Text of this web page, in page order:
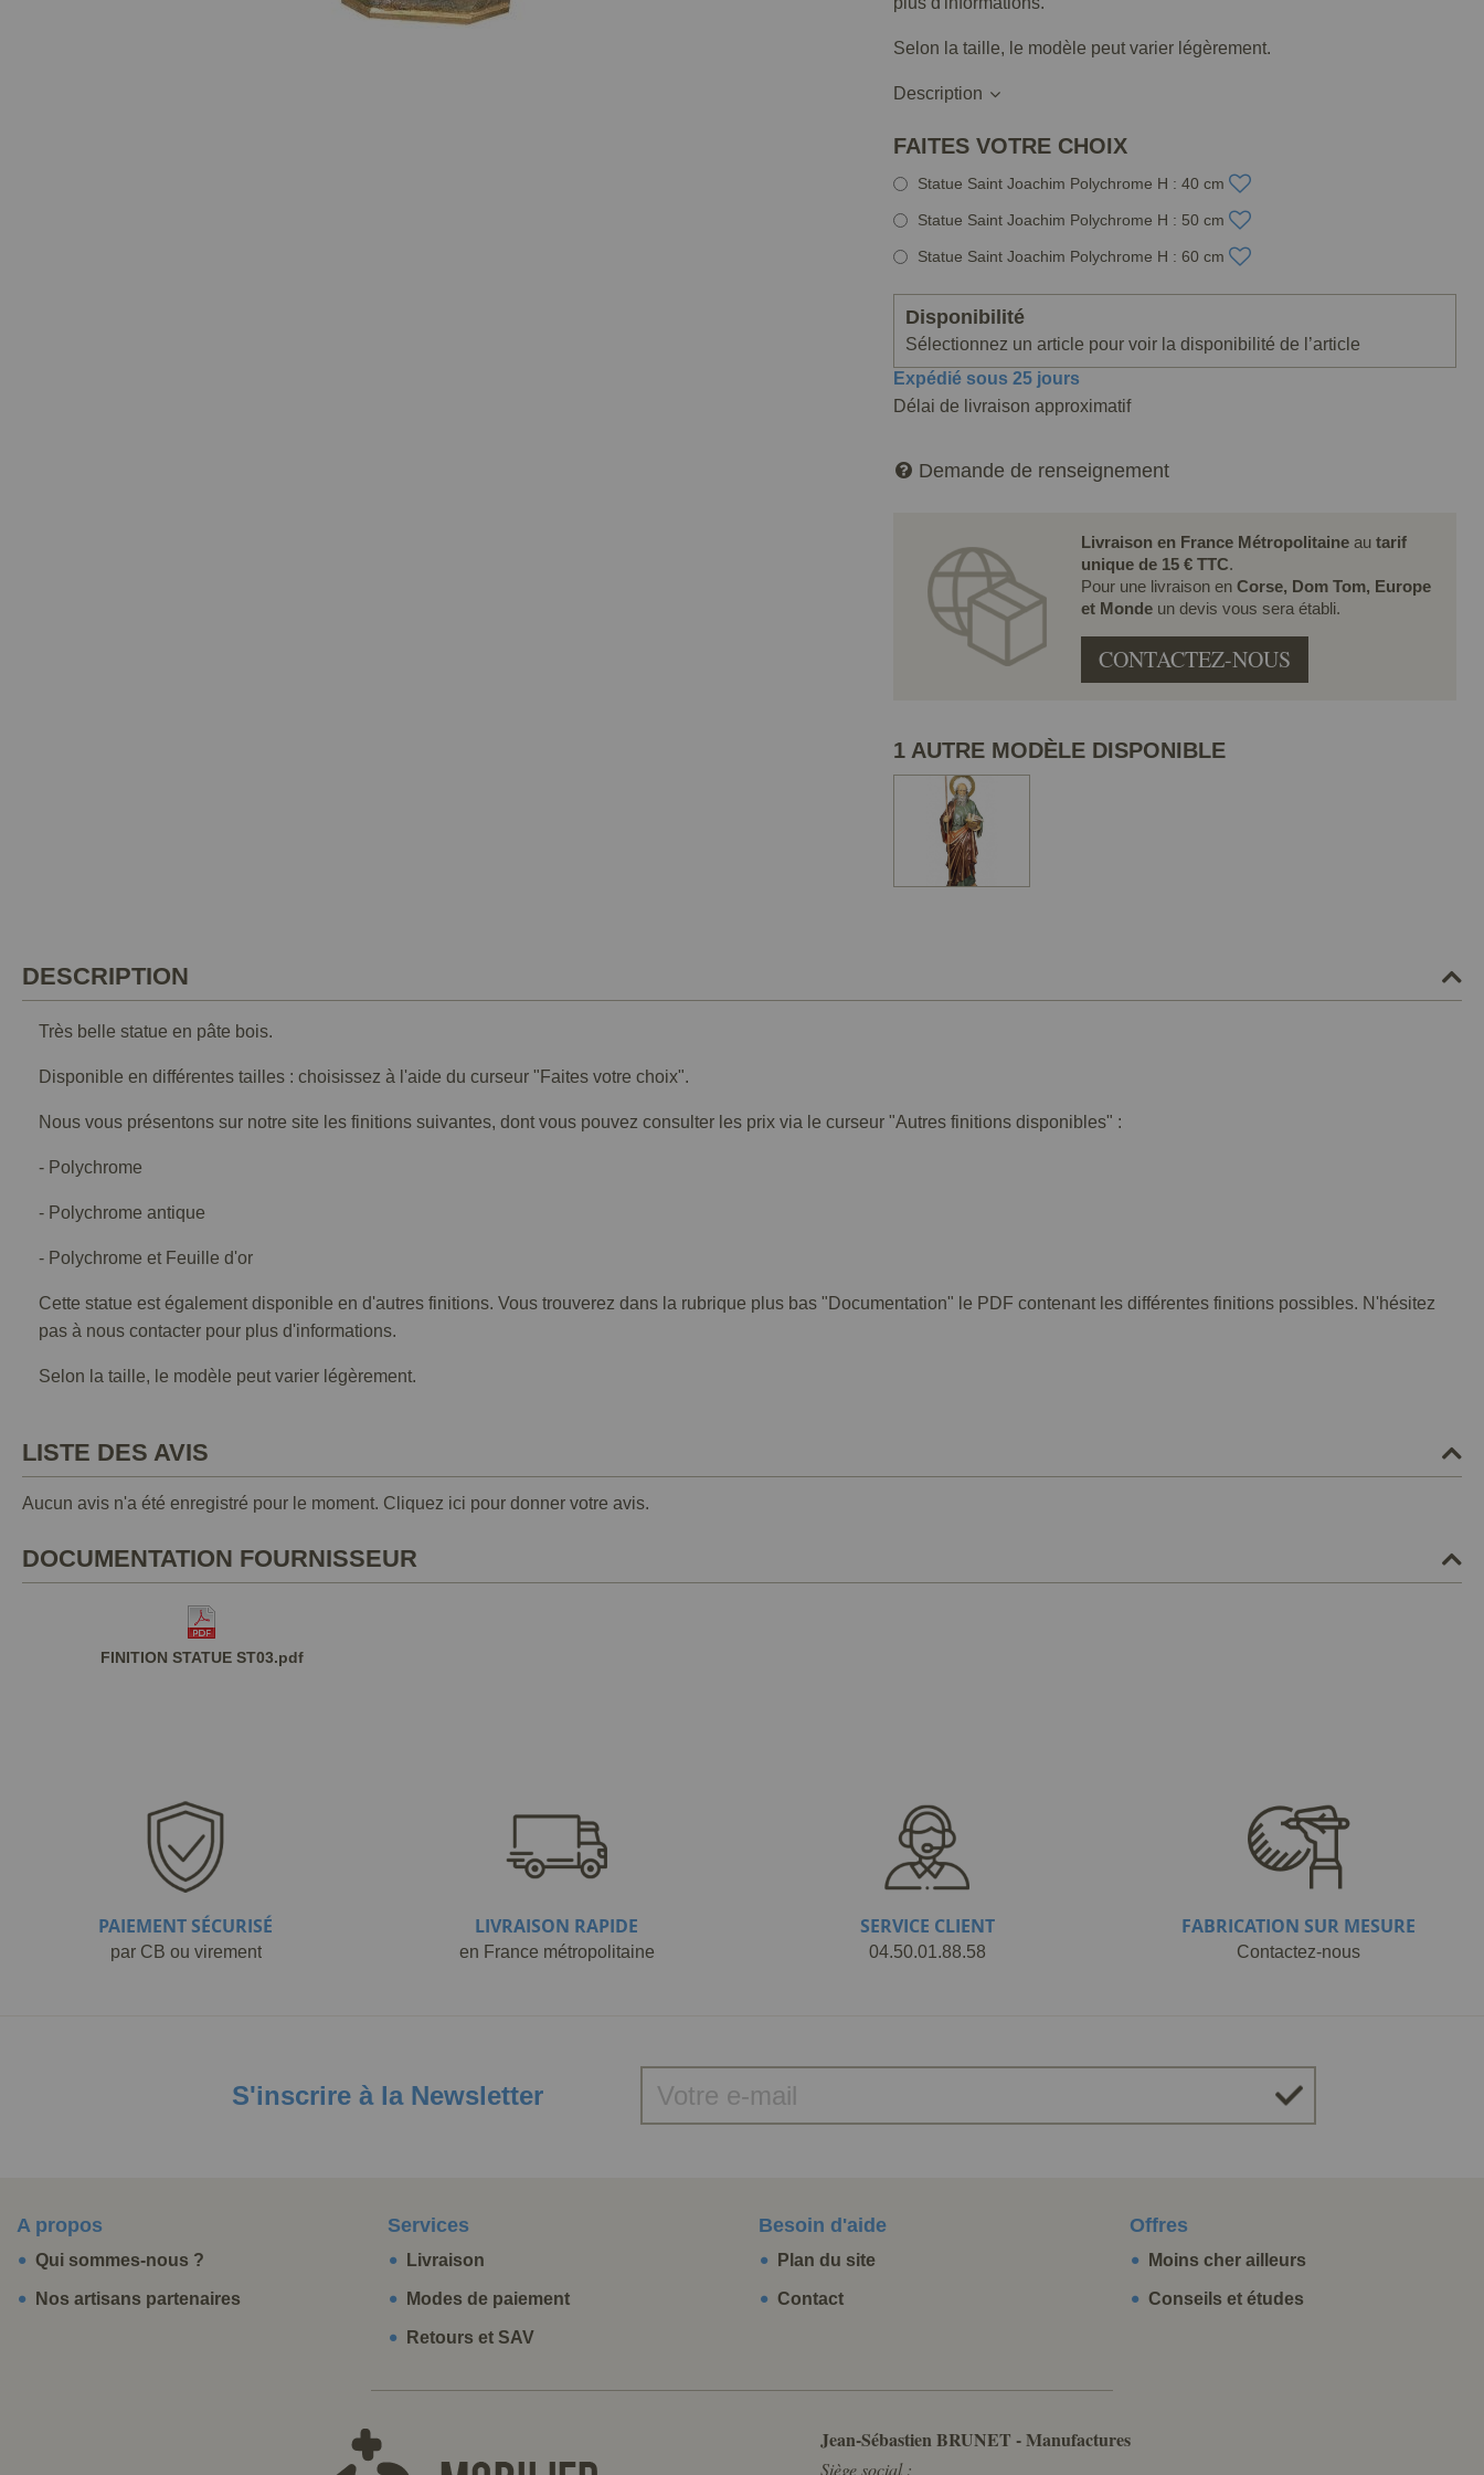
Selon la taille, le modèle peut varier légèrement.
Description
FAITES VOTRE CHOIX
Statue Saint Joachim Polychrome H : 40 cm
Statue Saint Joachim Polychrome H : 50 cm
Statue Saint Joachim Polychrome H : 60 cm
Disponibilité
Sélectionnez un article pour voir la disponibilité de l’article
Expédié sous 25 jours
Délai de livraison approximatif
Demande de renseignement
Livraison en France Métropolitaineau tarif
unique de 15 € TTC.
Pour une livraison en Corse, Dom Tom, Europe
et Monde un devis vous sera établi.
CONTACTEZ-NOUS
1 AUTRE MODÈLE DISPONIBLE
DESCRIPTION
Très belle statue en pâte bois.
Disponible en différentes tailles : choisissez à l'aide du curseur "Faites votre choix".
Nous vous présentons sur notre site les finitions suivantes, dont vous pouvez consulter les prix via le curseur "Autres finitions disponibles" :
- Polychrome
- Polychrome antique
- Polychrome et Feuille d'or
Cette statue est également disponible en d'autres finitions. Vous trouverez dans la rubrique plus bas "Documentation" le PDF contenant les différentes finitions possibles. N'hésitez
pas à nous contacter pour plus d'informations.
Selon la taille, le modèle peut varier légèrement.
LISTE DES AVIS
Aucun avis n'a été enregistré pour le moment. Cliquez ici pour donner votre avis.
DOCUMENTATION FOURNISSEUR
FINITION STATUE ST03.pdf
PAIEMENT SÉCURISÉ
par CB ou virement
LIVRAISON RAPIDE
en France métropolitaine
SERVICE CLIENT
04.50.01.88.58
FABRICATION SUR MESURE
Contactez-nous
S'inscrire à la Newsletter
A propos
Qui sommes-nous ?
Nos artisans partenaires
Services
Livraison
Modes de paiement
Retours et SAV
Besoin d'aide
Plan du site
Contact
Offres
Moins cher ailleurs
Conseils et études
Jean-Sébastien BRUNET - Manufactures
Siège social :